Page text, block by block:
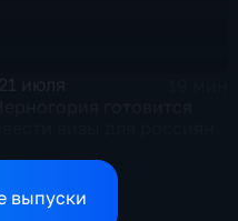
по экономике страны
выпуски